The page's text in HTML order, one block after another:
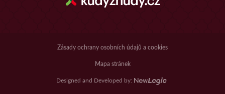
Zásady ochrany osobních údajů a cookies
Mapa stránek
Designed and Developed by: